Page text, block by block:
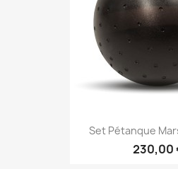
Set Pétanque
230,00